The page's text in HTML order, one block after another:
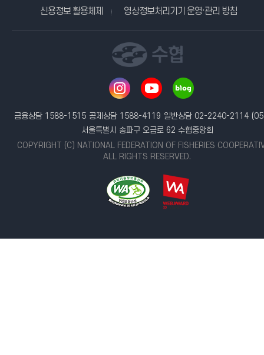
신용정보 활용체제
영상정보처리기기 운영·관리 방침
금융상담 1588-1515 공제상담 1588-4119 일반상담 02-2240-2114
서울특별시 송파구 오금로 62 수협중앙회
COPYRIGHT (C) NATIONAL FEDERATION OF FISHERIES
ALL RIGHTS RESERVED.